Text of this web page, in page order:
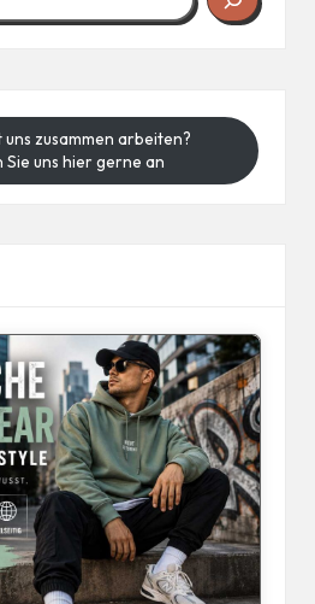
uns zusammen arbeiten?
Sie uns hier gerne an